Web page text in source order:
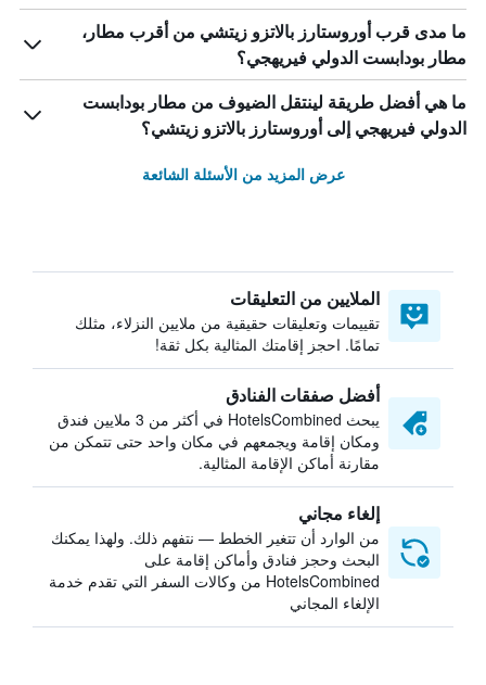
ما مدى قرب أوروستارز بالاتزو زيتشي من أقرب مطار،
مطار بودابست الدولي فيريهجي؟
ما هي أفضل طريقة لينتقل الضيوف من مطار بودابست
الدولي فيريهجي إلى أوروستارز بالاتزو زيتشي؟
عرض المزيد من الأسئلة الشائعة
الملايين من التعليقات
تقييمات وتعليقات حقيقية من ملايين النزلاء، مثلك
تمامًا. احجز إقامتك المثالية بكل ثقة!
أفضل صفقات الفنادق
يبحث HotelsCombined في أكثر من 3 ملايين فندق
ومكان إقامة ويجمعهم في مكان واحد حتى تتمكن من
مقارنة أماكن الإقامة المثالية.
إلغاء مجاني
من الوارد أن تتغير الخطط — نتفهم ذلك. ولهذا يمكنك
البحث وحجز فنادق وأماكن إقامة على
HotelsCombined من وكالات السفر التي تقدم خدمة
الإلغاء المجاني